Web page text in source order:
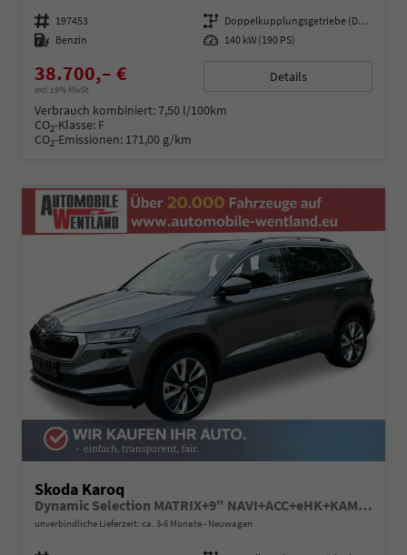
Fahrzeugnummer 197453 Getriebe
Doppelkupplungsgetriebe (DSG)
Kraftstoff Benzin Leistung 140 kW (190 PS)
38.700,– €
incl. 19% MwSt.
Details
Verbrauch kombiniert:7,50 l/100km
CO2-Klasse: F
CO2-Emissionen: 171,00 g/km
Skoda Karoq
Dynamic Selection MATRIX+9" NAVI+ACC+eHK+KAMERA+SHZ+18" ALU
unverbindliche Lieferzeit: ca. 3-6 Monate Neuwagen